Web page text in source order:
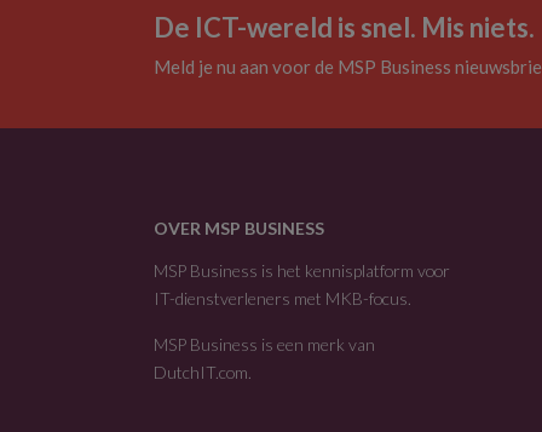
De ICT-wereld is snel. Mis niets.
Meld je nu aan voor de MSP Business
OVER MSP BUSINESS
MSP Business is het kennisplatform voor
IT-dienstverleners met MKB-focus.
MSP Business is een merk van
DutchIT.com